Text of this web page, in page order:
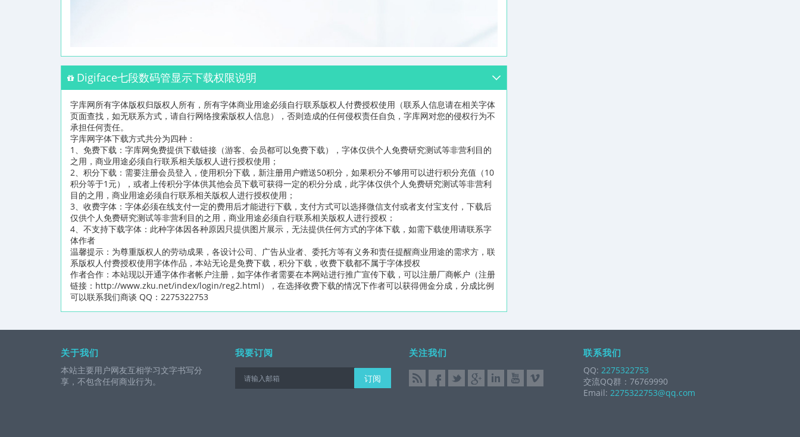
Digiface七段数码管显示下载权限说明
字库网所有字体版权归版权人所有，所有字体商业用途必须自行联系版权人付费授权使用（联系人信息请在相关字体
页面查找，如无联系方式，请自行网络搜索版权人信息），否则造成的任何侵权责任自负，字库网对您的侵权行为不
承担任何责任。
字库网字体下载方式共分为四种：
1、免费下载：字库网免费提供下载链接（游客、会员都可以免费下载），字体仅供个人免费研究测试等非营利目的
之用，商业用途必须自行联系相关版权人进行授权使用；
2、积分下载：需要注册会员登入，使用积分下载，新注册用户赠送50积分，如果积分不够用可以进行积分充值（10
积分等于1元），或者上传积分字体供其他会员下载可获得一定的积分分成，此字体仅供个人免费研究测试等非营利
目的之用，商业用途必须自行联系相关版权人进行授权使用；
3、收费字体：字体必须在线支付一定的费用后才能进行下载，支付方式可以选择微信支付或者支付宝支付，下载后
仅供个人免费研究测试等非营利目的之用，商业用途必须自行联系相关版权人进行授权；
4、不支持下载字体：此种字体因各种原因只提供图片展示，无法提供任何方式的字体下载，如需下载使用请联系字
体作者
温馨提示：为尊重版权人的劳动成果，各设计公司、广告从业者、委托方等有义务和责任提醒商业用途的需求方，联
系版权人付费授权使用字体作品，本站无论是免费下载，积分下载，收费下载都不属于字体授权
作者合作：本站现以开通字体作者帐户注册，如字体作者需要在本网站进行推广宣传下载，可以注册厂商帐户（注册
链接：http://www.zku.net/index/login/reg2.html），在选择收费下载的情况下作者可以获得佣金分成，分成比例
可以联系我们商谈 QQ：2275322753
关于我们
本站主要用户网友互相学习文字书写分
享，不包含任何商业行为。
我要订阅
订阅
关注我们 联系我们
QQ: 2275322753
交流QQ群：76769990
Email: 2275322753@qq.com